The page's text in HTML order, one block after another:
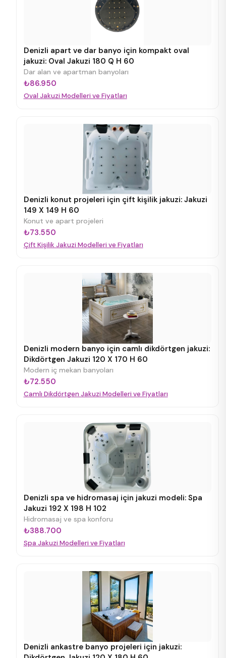
Denizli apart ve dar banyo için kompakt oval
jakuzi: Oval Jakuzi 180 Q H 60
Dar alan ve apartman banyoları
₺86.950
Oval Jakuzi Modelleri ve Fiyatları
Denizli konut projeleri için çift kişilik jakuzi: Jakuzi
149 X 149 H 60
Konut ve apart projeleri
₺73.550
Çift Kişilik Jakuzi Modelleri ve Fiyatları
Denizli modern banyo için camlı dikdörtgen jakuzi:
Dikdörtgen Jakuzi 120 X 170 H 60
Modern iç mekan banyoları
₺72.550
Camlı Dikdörtgen Jakuzi Modelleri ve Fiyatları
Denizli spa ve hidromasaj için jakuzi modeli: Spa
Jakuzi 192 X 198 H 102
Hidromasaj ve spa konforu
₺388.700
Spa Jakuzi Modelleri ve Fiyatları
Denizli ankastre banyo projeleri için jakuzi: